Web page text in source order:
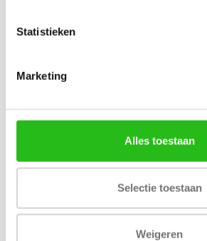
Statistieken
Marketing
Alles toestaan
Selectie toestaan
Weigeren
Reviews